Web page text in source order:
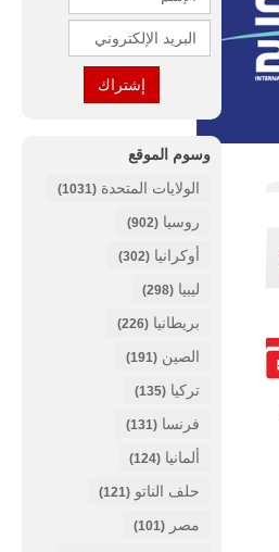
وسوم الموقع
الولايات المتحدة (1031)
روسيا (902)
أوكرانيا (302)
ليبيا (298)
بريطانيا (226)
الصين (191)
تركيا (135)
فرنسا (131)
ألمانيا (124)
حلف الناتو (121)
مصر (101)